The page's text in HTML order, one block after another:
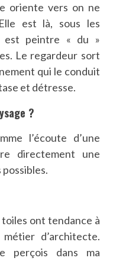
oriente vers on ne
est là, sous les
est peintre « du »
Le regardeur sort
qui le conduit
et détresse.
?
l’écoute d’une
directement une
ont tendance à
d’architecte.
perçois dans ma